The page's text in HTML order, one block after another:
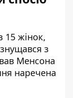
15 жінок,
з
Менсона
наречена